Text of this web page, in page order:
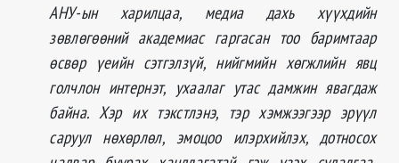
АНУ-ын харилцаа, медиа дахь хүүхдийн
зөвлөгөөний академиас гаргасан тоо баримтаар
өсвөр үеийн сэтгэлзүй, нийгмийн хөгжлийн явц
голчлон интернэт, ухаалаг утас дамжин явагдаж
байна. Хэр их тэкстлэнэ, тэр хэмжээгээр эрүүл
саруул нөхөрлөл, эмоцоо илэрхийлэх, дотносох